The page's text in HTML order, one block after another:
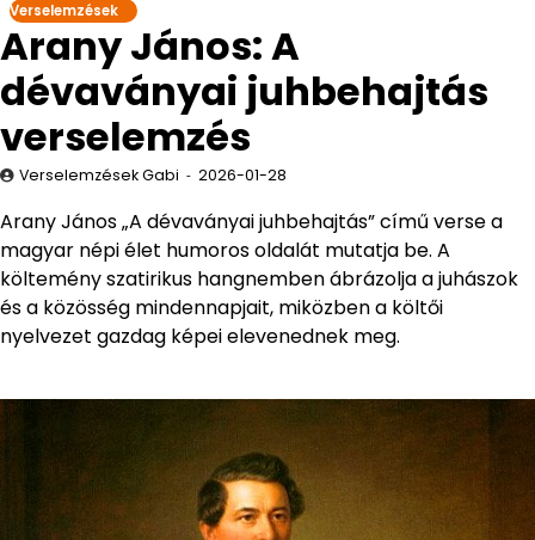
Verselemzések
Arany János: A
dévaványai juhbehajtás
verselemzés
Verselemzések Gabi 2026-01-28
Arany János „A dévaványai juhbehajtás” című verse a
magyar népi élet humoros oldalát mutatja be. A
költemény szatirikus hangnemben ábrázolja a juhászok
és a közösség mindennapjait, miközben a költői
nyelvezet gazdag képei elevenednek meg.